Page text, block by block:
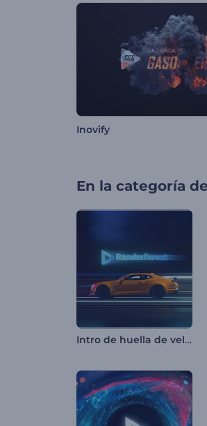
Inovify
En la categoría de
Intro de huella de velocidad de automóvil